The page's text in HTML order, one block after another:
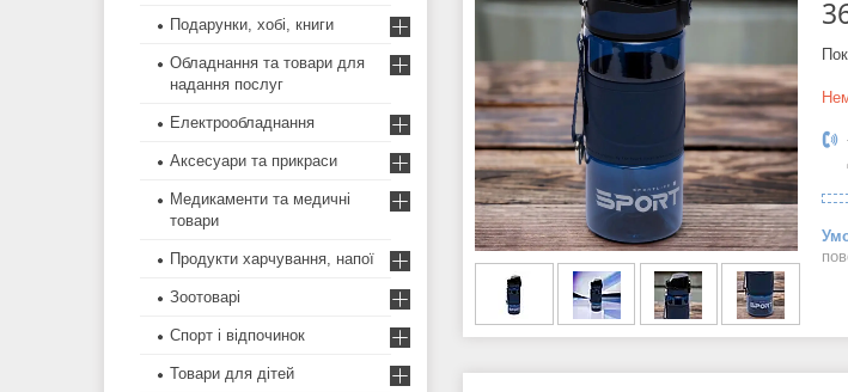
Подарунки, хобі, книги
Обладнання та товари для
надання послуг
Електрообладнання
Аксесуари та прикраси
Медикаменти та медичні
товари
Продукти харчування, напої
Зоотоварі
Спорт і відпочинок
Товари для дітей